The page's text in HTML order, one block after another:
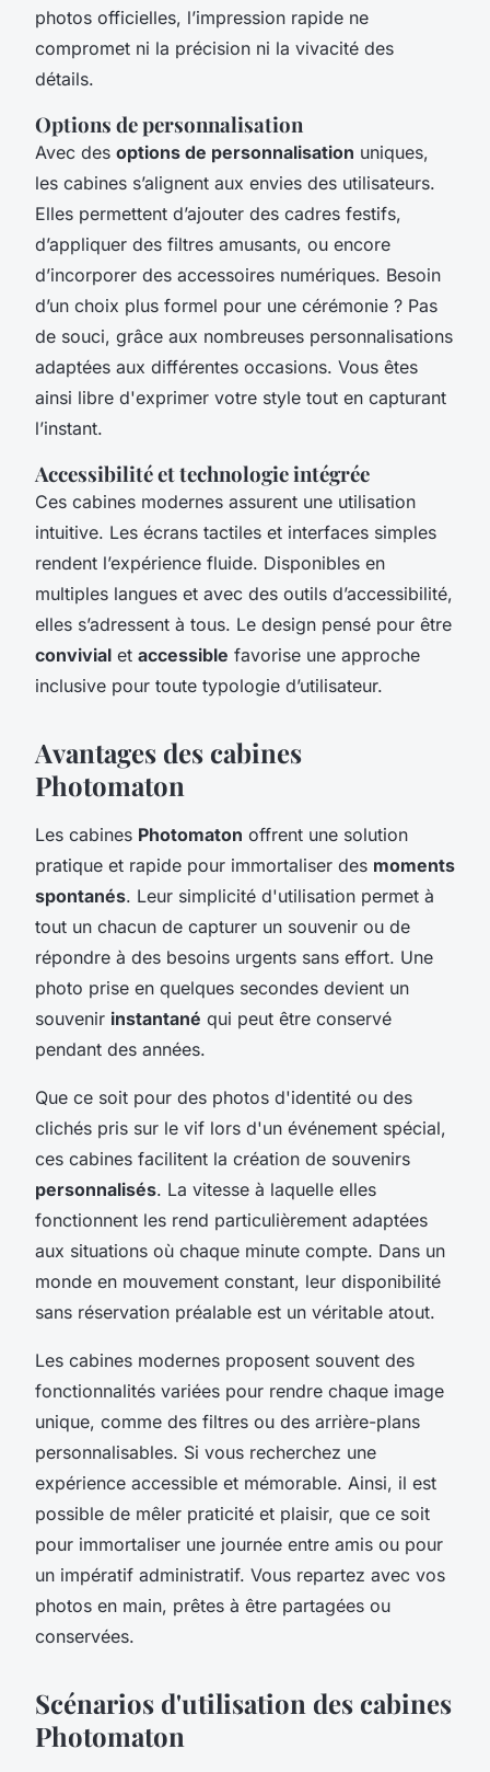
photos officielles, l’impression rapide ne
compromet ni la précision ni la vivacité des
détails.
Options de personnalisation
Avec des options de personnalisation uniques,
les cabines s’alignent aux envies des utilisateurs.
Elles permettent d’ajouter des cadres festifs,
d’appliquer des filtres amusants, ou encore
d’incorporer des accessoires numériques. Besoin
d’un choix plus formel pour une cérémonie ? Pas
de souci, grâce aux nombreuses personnalisations
adaptées aux différentes occasions. Vous êtes
ainsi libre d'exprimer votre style tout en capturant
l’instant.
Accessibilité et technologie intégrée
Ces cabines modernes assurent une utilisation
intuitive. Les écrans tactiles et interfaces simples
rendent l’expérience fluide. Disponibles en
multiples langues et avec des outils d’accessibilité,
elles s’adressent à tous. Le design pensé pour être
convivial et accessible favorise une approche
inclusive pour toute typologie d’utilisateur.
Avantages des cabines
Photomaton
Les cabines Photomaton offrent une solution
pratique et rapide pour immortaliser des moments
spontanés. Leur simplicité d'utilisation permet à
tout un chacun de capturer un souvenir ou de
répondre à des besoins urgents sans effort. Une
photo prise en quelques secondes devient un
souvenir instantané qui peut être conservé
pendant des années.
Que ce soit pour des photos d'identité ou des
clichés pris sur le vif lors d'un événement spécial,
ces cabines facilitent la création de souvenirs
personnalisés. La vitesse à laquelle elles
fonctionnent les rend particulièrement adaptées
aux situations où chaque minute compte. Dans un
monde en mouvement constant, leur disponibilité
sans réservation préalable est un véritable atout.
Les cabines modernes proposent souvent des
fonctionnalités variées pour rendre chaque image
unique, comme des filtres ou des arrière-plans
personnalisables. Si vous recherchez une
expérience accessible et mémorable. Ainsi, il est
possible de mêler praticité et plaisir, que ce soit
pour immortaliser une journée entre amis ou pour
un impératif administratif. Vous repartez avec vos
photos en main, prêtes à être partagées ou
conservées.
Scénarios d'utilisation des cabines
Photomaton